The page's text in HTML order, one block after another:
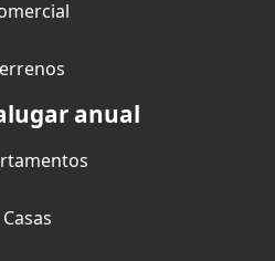
anual
Casas